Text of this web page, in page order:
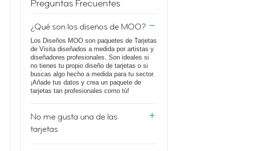
Preguntas Frecuentes
¿Qué son los diseños de MOO?
Los Diseños MOO son paquetes de Tarjetas
de Visita diseñados a medida por artistas y
diseñadores profesionales. Son ideales si
no tienes tu propio diseño de tarjetas o si
buscas algo hecho a medida para tu sector.
¡Añade tus datos y crea un paquete de
tarjetas tan profesionales como tú!
No me gusta una de las
tarjetas